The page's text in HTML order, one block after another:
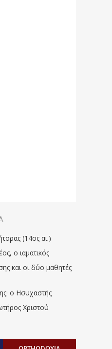
(14ος αι.)
ο ιαματικός
και οι δύο μαθητές
· ο Ησυχαστής
Χριστού